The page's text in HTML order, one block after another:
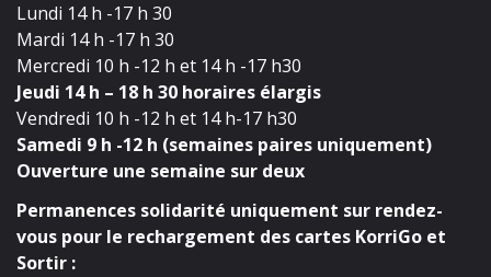
Lundi 14 h -17 h 30
Mardi 14 h -17 h 30
Mercredi 10 h -12 h et 14 h -17 h30
Jeudi 14 h – 18 h 30 horaires élargis
Vendredi 10 h -12 h et 14 h-17 h30
Samedi 9 h -12 h (semaines paires uniquement)
Ouverture une semaine sur deux
Permanences solidarité uniquement sur rendez-
vous pour le rechargement des cartes KorriGo et
Sortir :